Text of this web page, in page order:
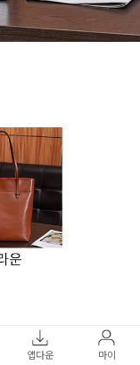
앱다운 마이